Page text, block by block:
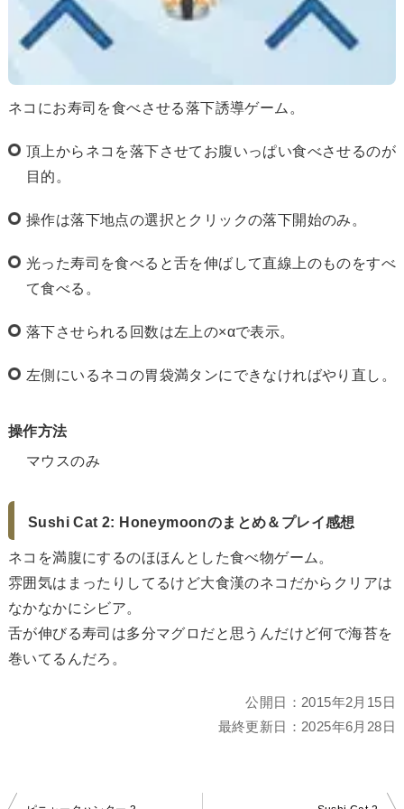
ネコにお寿司を食べさせる落下誘導ゲーム。
頂上からネコを落下させてお腹いっぱい食べさせるのが
目的。
操作は落下地点の選択とクリックの落下開始のみ。
光った寿司を食べると舌を伸ばして直線上のものをすべ
て食べる。
落下させられる回数は左上の×αで表示。
左側にいるネコの胃袋満タンにできなければやり直し。
操作方法
マウスのみ
Sushi Cat 2: Honeymoonのまとめ＆プレイ感想
ネコを満腹にするのほほんとした食べ物ゲーム。
雰囲気はまったりしてるけど大食漢のネコだからクリアは
なかなかにシビア。
舌が伸びる寿司は多分マグロだと思うんだけど何で海苔を
巻いてるんだろ。
公開日： 2015年2月15日
最終更新日： 2025年6月28日